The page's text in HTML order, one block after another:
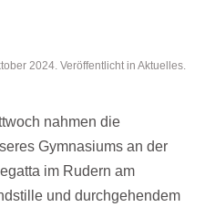
2024. Veröffentlicht in Aktuelles.
nahmen die
Gymnasiums an der
im Rudern am
und durchgehendem